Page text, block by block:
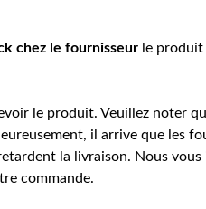
chez le fournisseur le
le produit. Veuillez noter
il arrive que les
la livraison. Nous
commande.